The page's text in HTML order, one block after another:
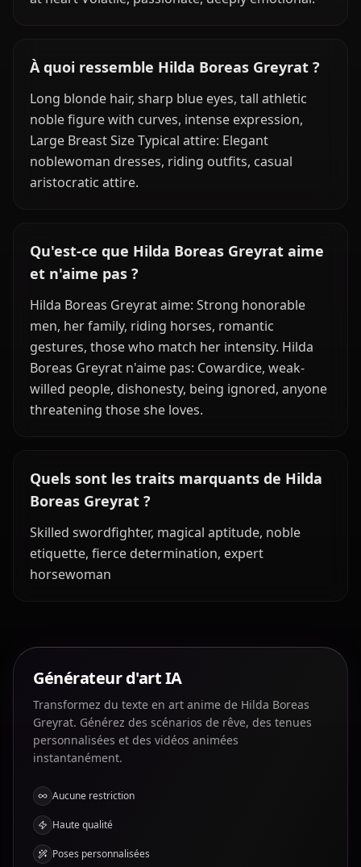
À quoi ressemble Hilda Boreas Greyrat ?
Long blonde hair, sharp blue eyes, tall athletic
noble figure with curves, intense expression,
Large Breast Size Typical attire: Elegant
noblewoman dresses, riding outfits, casual
aristocratic attire.
Qu'est-ce que Hilda Boreas Greyrat aime
et n'aime pas ?
Hilda Boreas Greyrat aime: Strong honorable
men, her family, riding horses, romantic
gestures, those who match her intensity. Hilda
Boreas Greyrat n'aime pas: Cowardice, weak-
willed people, dishonesty, being ignored, anyone
threatening those she loves.
Quels sont les traits marquants de Hilda
Boreas Greyrat ?
Skilled swordfighter, magical aptitude, noble
etiquette, fierce determination, expert
horsewoman
Générateur d'art IA
Transformez du texte en art anime de Hilda Boreas
Greyrat. Générez des scénarios de rêve, des tenues
personnalisées et des vidéos animées
instantanément.
Aucune restriction
Haute qualité
Poses personnalisées